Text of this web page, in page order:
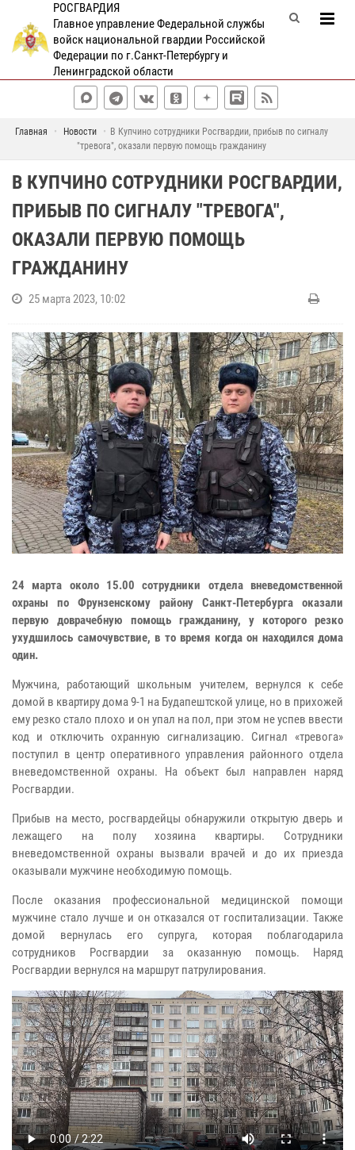
РОСГВАРДИЯ
Главное управление Федеральной службы
войск национальной гвардии Российской
Федерации по г.Санкт-Петербургу и
Ленинградской области
Главная Новости
В Купчино сотрудники Росгвардии, прибыв по сигналу
"тревога", оказали первую помощь гражданину
В КУПЧИНО СОТРУДНИКИ РОСГВАРДИИ,
ПРИБЫВ ПО СИГНАЛУ "ТРЕВОГА",
ОКАЗАЛИ ПЕРВУЮ ПОМОЩЬ
ГРАЖДАНИНУ
25 марта 2023, 10:02
24 марта около 15.00 сотрудники отдела вневедомственной
охраны по Фрунзенскому району Санкт-Петербурга оказали
первую доврачебную помощь гражданину, у которого резко
ухудшилось самочувствие, в то время когда он находился дома
один.
Мужчина, работающий школьным учителем, вернулся к себе
домой в квартиру дома 9-1 на Будапештской улице, но в прихожей
ему резко стало плохо и он упал на пол, при этом не успев ввести
код и отключить охранную сигнализацию. Сигнал «тревога»
поступил в центр оперативного управления районного отдела
вневедомственной охраны. На объект был направлен наряд
Росгвардии.
Прибыв на место, росгвардейцы обнаружили открытую дверь и
лежащего на полу хозяина квартиры. Сотрудники
вневедомственной охраны вызвали врачей и до их приезда
оказывали мужчине необходимую помощь.
После оказания профессиональной медицинской помощи
мужчине стало лучше и он отказался от госпитализации. Также
домой вернулась его супруга, которая поблагодарила
сотрудников Росгвардии за оказанную помощь. Наряд
Росгвардии вернулся на маршрут патрулирования.